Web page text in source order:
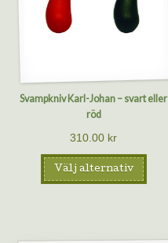
Svampkniv Karl-Johan – svart eller
röd
310.00 kr
Välj alternativ